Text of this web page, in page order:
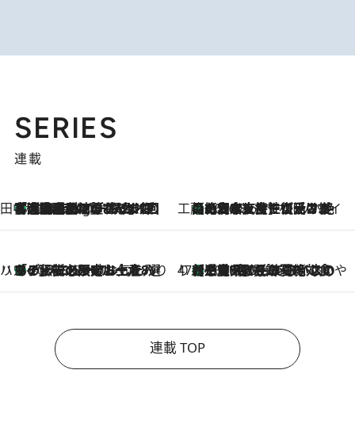
SERIES
連載
田中稲の勝手に再ブーム
1 Hour Ago
「湘南乃風に憧れて」観客大盛上がりの“タオル回し”に、ラッパー顔負けの高速歌唱まで…さだまさし（74）のアグレッシブすぎる現在地 工藤まやのおもてなしハワイ
2026.8.6
【ハワイ土産】ローカルの絶大な支持で復活！ 絶品の幻クッキー《元ファンの日本人女性が受け継いだ名店》
ハワイ賢者 リサのお気に入りリスト2026.8.6
あの伝説の限定トートも！ リニューアルした「ディーン＆デルーカ ハワイ」で必須のお土産8選 47都道府県の手みやげ ひんやりスイーツで夏を満喫
2026.8.6
【三重県】この夏絶対食べたい 冷やしておいしいおやつ3選 お餅×アイスの新感覚スイーツ
連載 TOP